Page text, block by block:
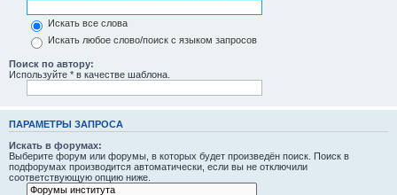
Искать все слова
Искать любое слово/поиск с языком запросов
Поиск по автору:
Используйте * в качестве шаблона.
ПАРАМЕТРЫ ЗАПРОСА
Искать в форумах:
Выберите форум или форумы, в которых будет произведён поиск. Поиск в
подфорумах производится автоматически, если вы не отключили
соответствующую опцию ниже.